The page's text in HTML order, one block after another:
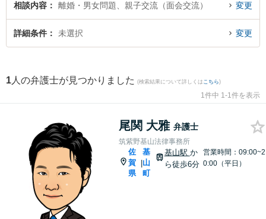
索したい』『初回相談無料で親子交流（面会交流）を法律相談できる基山町内
の弁護士に相談予約したい』などでお困りの相談者さんにおすすめです。
相談内容 離婚・男女問題、親子交流（面会交流） 変更
詳細条件 未選択 変更
1 人の弁護士が見つかりました (検索結果について詳しくは こちら)
1件中 1-1件を表示
尾関 大雅 弁護士
筑紫野基山法律事務所
佐
賀
県
|
基
山
町
基山駅 か
ら徒歩6分
営業時間：09:00~2
0:00（平日）